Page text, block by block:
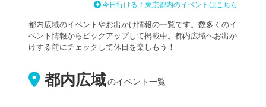
今日行ける！東京都内のイベントはこちら
都内広域のイベントやお出かけ情報の一覧です。数多くのイ
ベント情報からピックアップして掲載中。都内広域へお出か
けする前にチェックして休日を楽しもう！
都内広域のイベント一覧